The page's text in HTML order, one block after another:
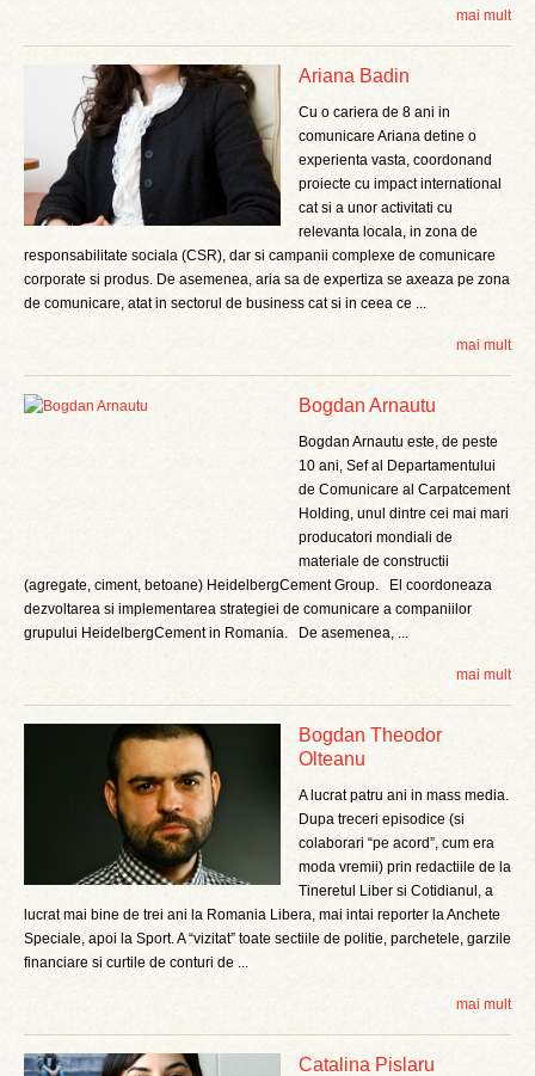
mai mult
Ariana Badin
Cu o cariera de 8 ani in
comunicare Ariana detine o
experienta vasta, coordonand
proiecte cu impact international
cat si a unor activitati cu
relevanta locala, in zona de
responsabilitate sociala (CSR), dar si campanii complexe de comunicare
corporate si produs. De asemenea, aria sa de expertiza se axeaza pe zona
de comunicare, atat in sectorul de business cat si in ceea ce ...
mai mult
Bogdan Arnautu
Bogdan Arnautu este, de peste
10 ani, Sef al Departamentului
de Comunicare al Carpatcement
Holding, unul dintre cei mai mari
producatori mondiali de
materiale de constructii
(agregate, ciment, betoane) HeidelbergCement Group. El coordoneaza
dezvoltarea si implementarea strategiei de comunicare a companiilor
grupului HeidelbergCement in Romania. De asemenea, ...
mai mult
Bogdan Theodor
Olteanu
A lucrat patru ani in mass media.
Dupa treceri episodice (si
colaborari “pe acord”, cum era
moda vremii) prin redactiile de la
Tineretul Liber si Cotidianul, a
lucrat mai bine de trei ani la Romania Libera, mai intai reporter la Anchete
Speciale, apoi la Sport. A “vizitat” toate sectiile de politie, parchetele, garzile
financiare si curtile de conturi de ...
mai mult
Catalina Pislaru